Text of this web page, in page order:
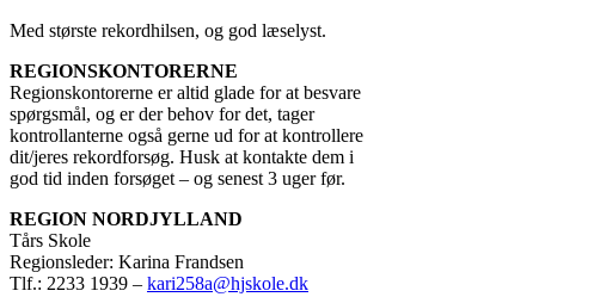
Med største rekordhilsen, og god læselyst.
REGIONSKONTORERNE
Regionskontorerne er altid glade for at besvare
spørgsmål, og er der behov for det, tager
kontrollanterne også gerne ud for at kontrollere
dit/jeres rekordforsøg. Husk at kontakte dem i
god tid inden forsøget – og senest 3 uger før.
REGION NORDJYLLAND
Tårs Skole
Regionsleder: Karina Frandsen
Tlf.: 2233 1939 – kari258a@hjskole.dk